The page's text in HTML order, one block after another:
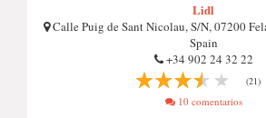
Lidl
Calle Puig de Sant Nicolau, S/N, 07200
Spain
+34 902 24 32 22
(21)
10 comentarios